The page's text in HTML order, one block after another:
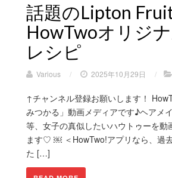
話題のLipton
HowTwoオリジ
レシピ
Various / 2025年10月29日 /
↑チャンネル登録お願いします！
みつかる」動画メディアです♪ヘアメ
等、女子の真似したいハウトゥーを動
ます♡ ￼ ＜HowTwo!アプリなら、過
た […]